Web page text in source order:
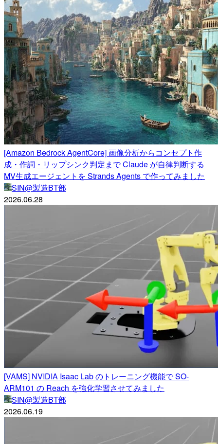
[Amazon Bedrock AgentCore] 画像分析からコンセプト作
成・作詞・リップシンク判定まで Claude が自律判断する
MV生成エージェントを Strands Agents で作ってみました
SIN@製造BT部
2026.06.28
[VAMS] NVIDIA Isaac Lab のトレーニング機能で SO-
ARM101 の Reach を強化学習させてみました
SIN@製造BT部
2026.06.19